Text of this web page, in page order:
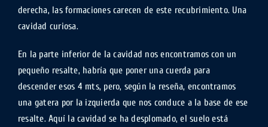
derecha, las formaciones carecen de este recubrimiento. Una
cavidad curiosa.
En la parte inferior de la cavidad nos encontramos con un
pequeño resalte, habría que poner una cuerda para
descender esos 4 mts, pero, según la reseña, encontramos
una gatera por la izquierda que nos conduce a la base de ese
resalte. Aquí la cavidad se ha desplomado, el suelo está